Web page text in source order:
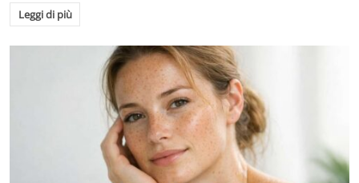
Leggi di più